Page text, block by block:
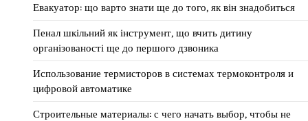
Евакуатор: що варто знати ще до того, як він знадобиться
Пенал шкільний як інструмент, що вчить дитину
організованості ще до першого дзвоника
Использование термисторов в системах термоконтроля и
цифровой автоматике
Строительные материалы: с чего начать выбор, чтобы не